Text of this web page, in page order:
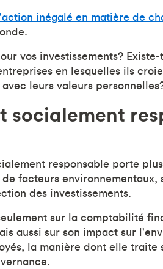
inégalé en matière de
vos investissements?
en lesquelles ils
leurs valeurs
socialement
responsable porte
facteurs environnementaux,
des investissements.
sur la comptabilité
aussi sur son impact sur
la manière dont elle traite